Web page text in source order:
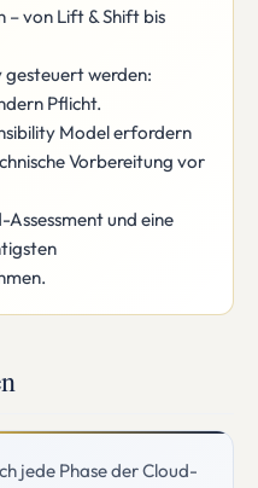
– von Lift & Shift bis
gesteuert werden:
Pflicht.
Model erfordern
Vorbereitung vor
und eine
jede Phase der Cloud-